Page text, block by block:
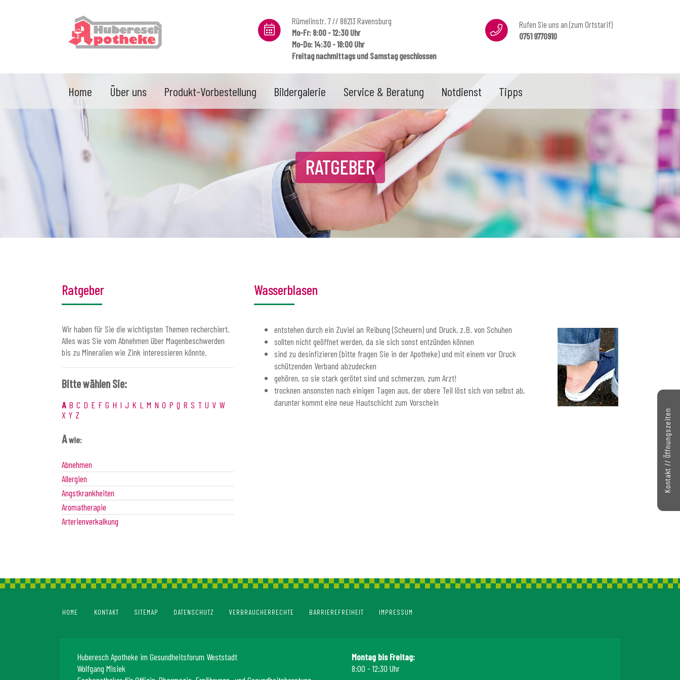
Rümelinstr. 7 // 88213 Ravensburg
Mo-Fr: 8:00 - 12:30 Uhr
Mo-Do: 14:30 - 18:00 Uhr
Freitag nachmittags und Samstag geschlossen
Rufen Sie uns an (zum Ortstarif)
0751 9770910
Home Über uns Produkt-Vorbestellung Bildergalerie Service & Beratung Notdienst Tipps
RATGEBER
Ratgeber
Wir haben für Sie die wichtigsten Themen recherchiert.
Alles was Sie vom Abnehmen über Magenbeschwerden
bis zu Mineralien wie Zink interessieren könnte.
Bitte wählen Sie:
A B C D E F G H I J K L M N O P Q R S T U V W
X Y Z
Awie:
Abnehmen
Allergien
Angstkrankheiten
Aromatherapie
Arterienverkalkung
Wasserblasen
entstehen durch ein Zuviel an Reibung (Scheuern) und Druck, z.B. von Schuhen
sollten nicht geöffnet werden, da sie sich sonst entzünden können
sind zu desinfizieren (bitte fragen Sie in der Apotheke) und mit einem vor Druck
schützenden Verband abzudecken
gehören, so sie stark gerötet sind und schmerzen, zum Arzt!
trocknen ansonsten nach einigen Tagen aus, der obere Teil löst sich von selbst ab,
darunter kommt eine neue Hautschicht zum Vorschein
HOME KONTAKT SITEMAP DATENSCHUTZ VERBRAUCHERRECHTE BARRIEREFREIHEIT IMPRESSUM
Huberesch Apotheke im Gesundheitsforum Weststadt
Wolfgang Misiek
Montag bis Freitag:
8:00 - 12:30 Uhr
Kontakt // Öffnungszeiten